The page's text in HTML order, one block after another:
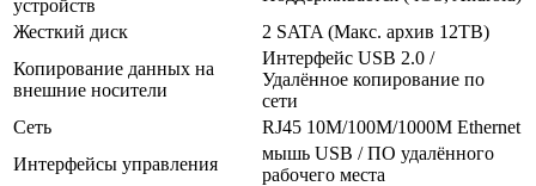
устройств
Жесткий диск
2 SATA (Maкс. архив 12TB)
Копирование данных на
внешние носители
Интерфейс USB 2.0 /
Удалённое копирование по
сети
Сеть
RJ45 10M/100M/1000M Ethernet
Интерфейсы управления
мышь USB / ПО удалённого
рабочего места